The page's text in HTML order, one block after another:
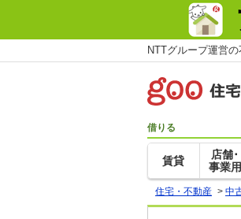
NTTグループ運営
借りる
賃貸
店舗･
事業用
住宅・不動産 > 中